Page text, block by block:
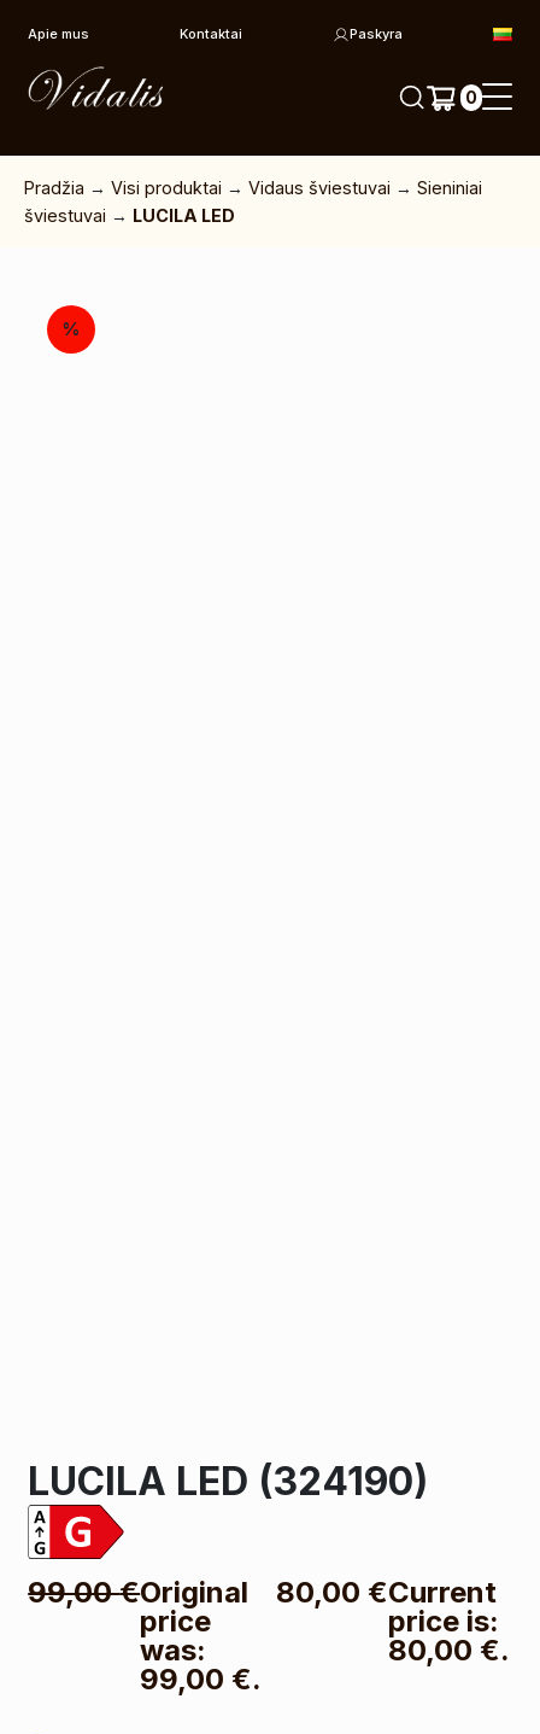
Apie mus Kontaktai Paskyra
0
Pradžia →Visi produktai →Vidaus šviestuvai →Sieniniai
šviestuvai → LUCILA LED
%
LUCILA LED (324190)
99,00€Original
price
was:
99,00 €.
80,00 €Current
price is:
80,00 €.